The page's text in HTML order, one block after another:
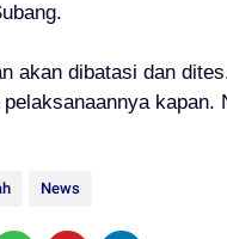
akan dibatasi dan
News